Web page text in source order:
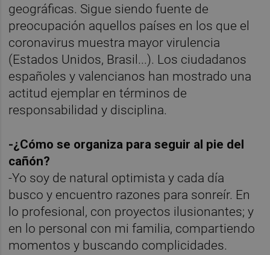
geográficas. Sigue siendo fuente de
preocupación aquellos países en los que el
coronavirus muestra mayor virulencia
(Estados Unidos, Brasil...). Los ciudadanos
españoles y valencianos han mostrado una
actitud ejemplar en términos de
responsabilidad y disciplina.
-¿Cómo se organiza para seguir al pie del
cañón?
-Yo soy de natural optimista y cada día
busco y encuentro razones para sonreír. En
lo profesional, con proyectos ilusionantes; y
en lo personal con mi familia, compartiendo
momentos y buscando complicidades.